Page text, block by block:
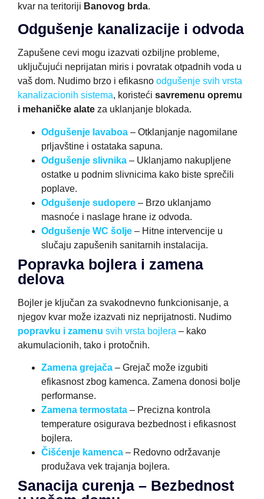
kvar na teritoriji Banovog brda.
Odgušenje kanalizacije i odvoda
Zapušene cevi mogu izazvati ozbiljne probleme,
uključujući neprijatan miris i povratak otpadnih voda u
vaš dom. Nudimo brzo i efikasno odgušenje svih vrsta
kanalizacionih sistema, koristeći savremenu opremu
i mehaničke alate za uklanjanje blokada.
Odgušenje lavaboa – Otklanjanje nagomilane
prljavštine i ostataka sapuna.
Odgušenje slivnika – Uklanjamo nakupljene
ostatke u podnim slivnicima kako biste sprečili
poplave.
Odgušenje sudopere – Brzo uklanjamo
masnoće i naslage hrane iz odvoda.
Odgušenje WC šolje – Hitne intervencije u
slučaju zapušenih sanitarnih instalacija.
Popravka bojlera i zamena
delova
Bojler je ključan za svakodnevno funkcionisanje, a
njegov kvar može izazvati niz neprijatnosti. Nudimo
popravku i zamenu svih vrsta bojlera – kako
akumulacionih, tako i protočnih.
Zamena grejača – Grejač može izgubiti
efikasnost zbog kamenca. Zamena donosi bolje
performanse.
Zamena termostata – Precizna kontrola
temperature osigurava bezbednost i efikasnost
bojlera.
Čišćenje kamenca – Redovno održavanje
produžava vek trajanja bojlera.
Sanacija curenja – Bezbednost